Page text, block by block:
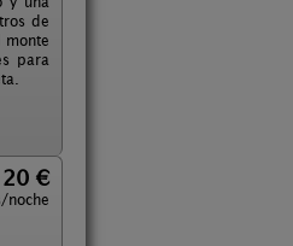
de
para
20 €
noche